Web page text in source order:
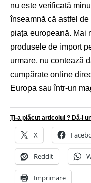
nu este verificată
înseamnă că astfel
piața europeană. Mai
produsele de import
urmare, nu contează
cumpărate online
Europa sau într-un
Ți-a plăcut articolul ? Dă-i
X
Reddit
Imprimare